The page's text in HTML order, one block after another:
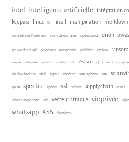
intel intelligence artificielle intégration
keepass
linux llm mail manipulation meltdown
ministère de l'intérieur noms de domaine open source orion
preuve de travail processus prospective publicité python
risque rkhunter robots rootkit rtf réseau s3 sans-fil script
shadow brokers shell signal sincérité smartphone sms
spam spectre spoiler ssl subnet supply chain sénat
union européenne usb vecteur attaque vie privée
whatsapp XSS élections